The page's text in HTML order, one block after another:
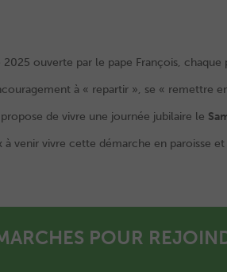
2025 ouverte par le pape François,
à « repartir », se « remettre
de vivre une journée jubilaire le
venir vivre cette démarche en paroisse
POUR